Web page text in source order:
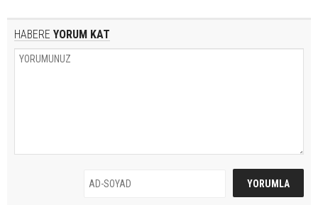
HABERE YORUM KAT